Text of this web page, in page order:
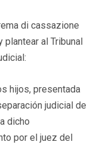
di cassazione
al Tribunal
hijos, presentada
judicial de
dicho
por el juez del